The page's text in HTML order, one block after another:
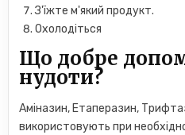
З'їжте м'який продукт.
Охолодіться
Що добре
нудоти?
Аміназин, Етаперазин,
використовують при